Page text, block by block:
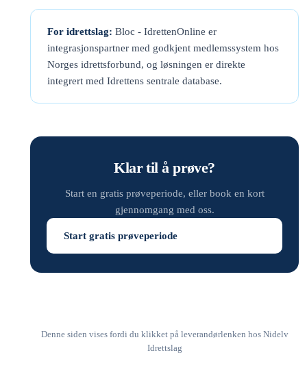
For idrettslag: Bloc - IdrettenOnline er
integrasjonspartner med godkjent medlemssystem hos
Norges idrettsforbund, og løsningen er direkte
integrert med Idrettens sentrale database.
Klar til å prøve?
Start en gratis prøveperiode, eller book en kort
gjennomgang med oss.
Start gratis prøveperiode
Denne siden vises fordi du klikket på leverandørlenken hos Nidelv
Idrettslag